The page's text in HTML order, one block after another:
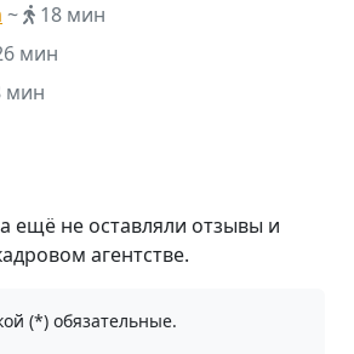
~
18 мин
мин
мин
ещё не оставляли отзывы и
агентстве.
(*) обязательные.